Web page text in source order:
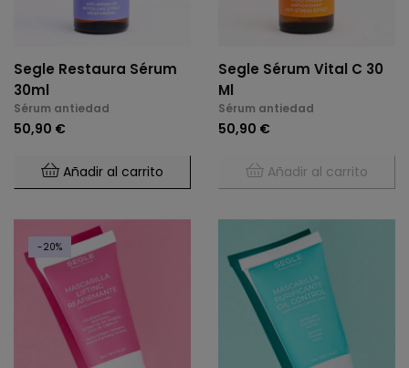
Segle Restaura Sérum
30ml
Sérum antiedad
50,90 €
Añadir al carrito
Segle Sérum Vital C 30
Ml
Sérum antiedad
50,90 €
Añadir al carrito
-20%